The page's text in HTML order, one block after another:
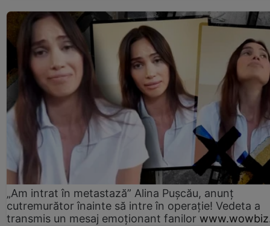
„Am intrat în metastază” Alina Pușcău, anunț
cutremurător înainte să intre în operație! Vedeta a
transmis un mesaj emoționant fanilor